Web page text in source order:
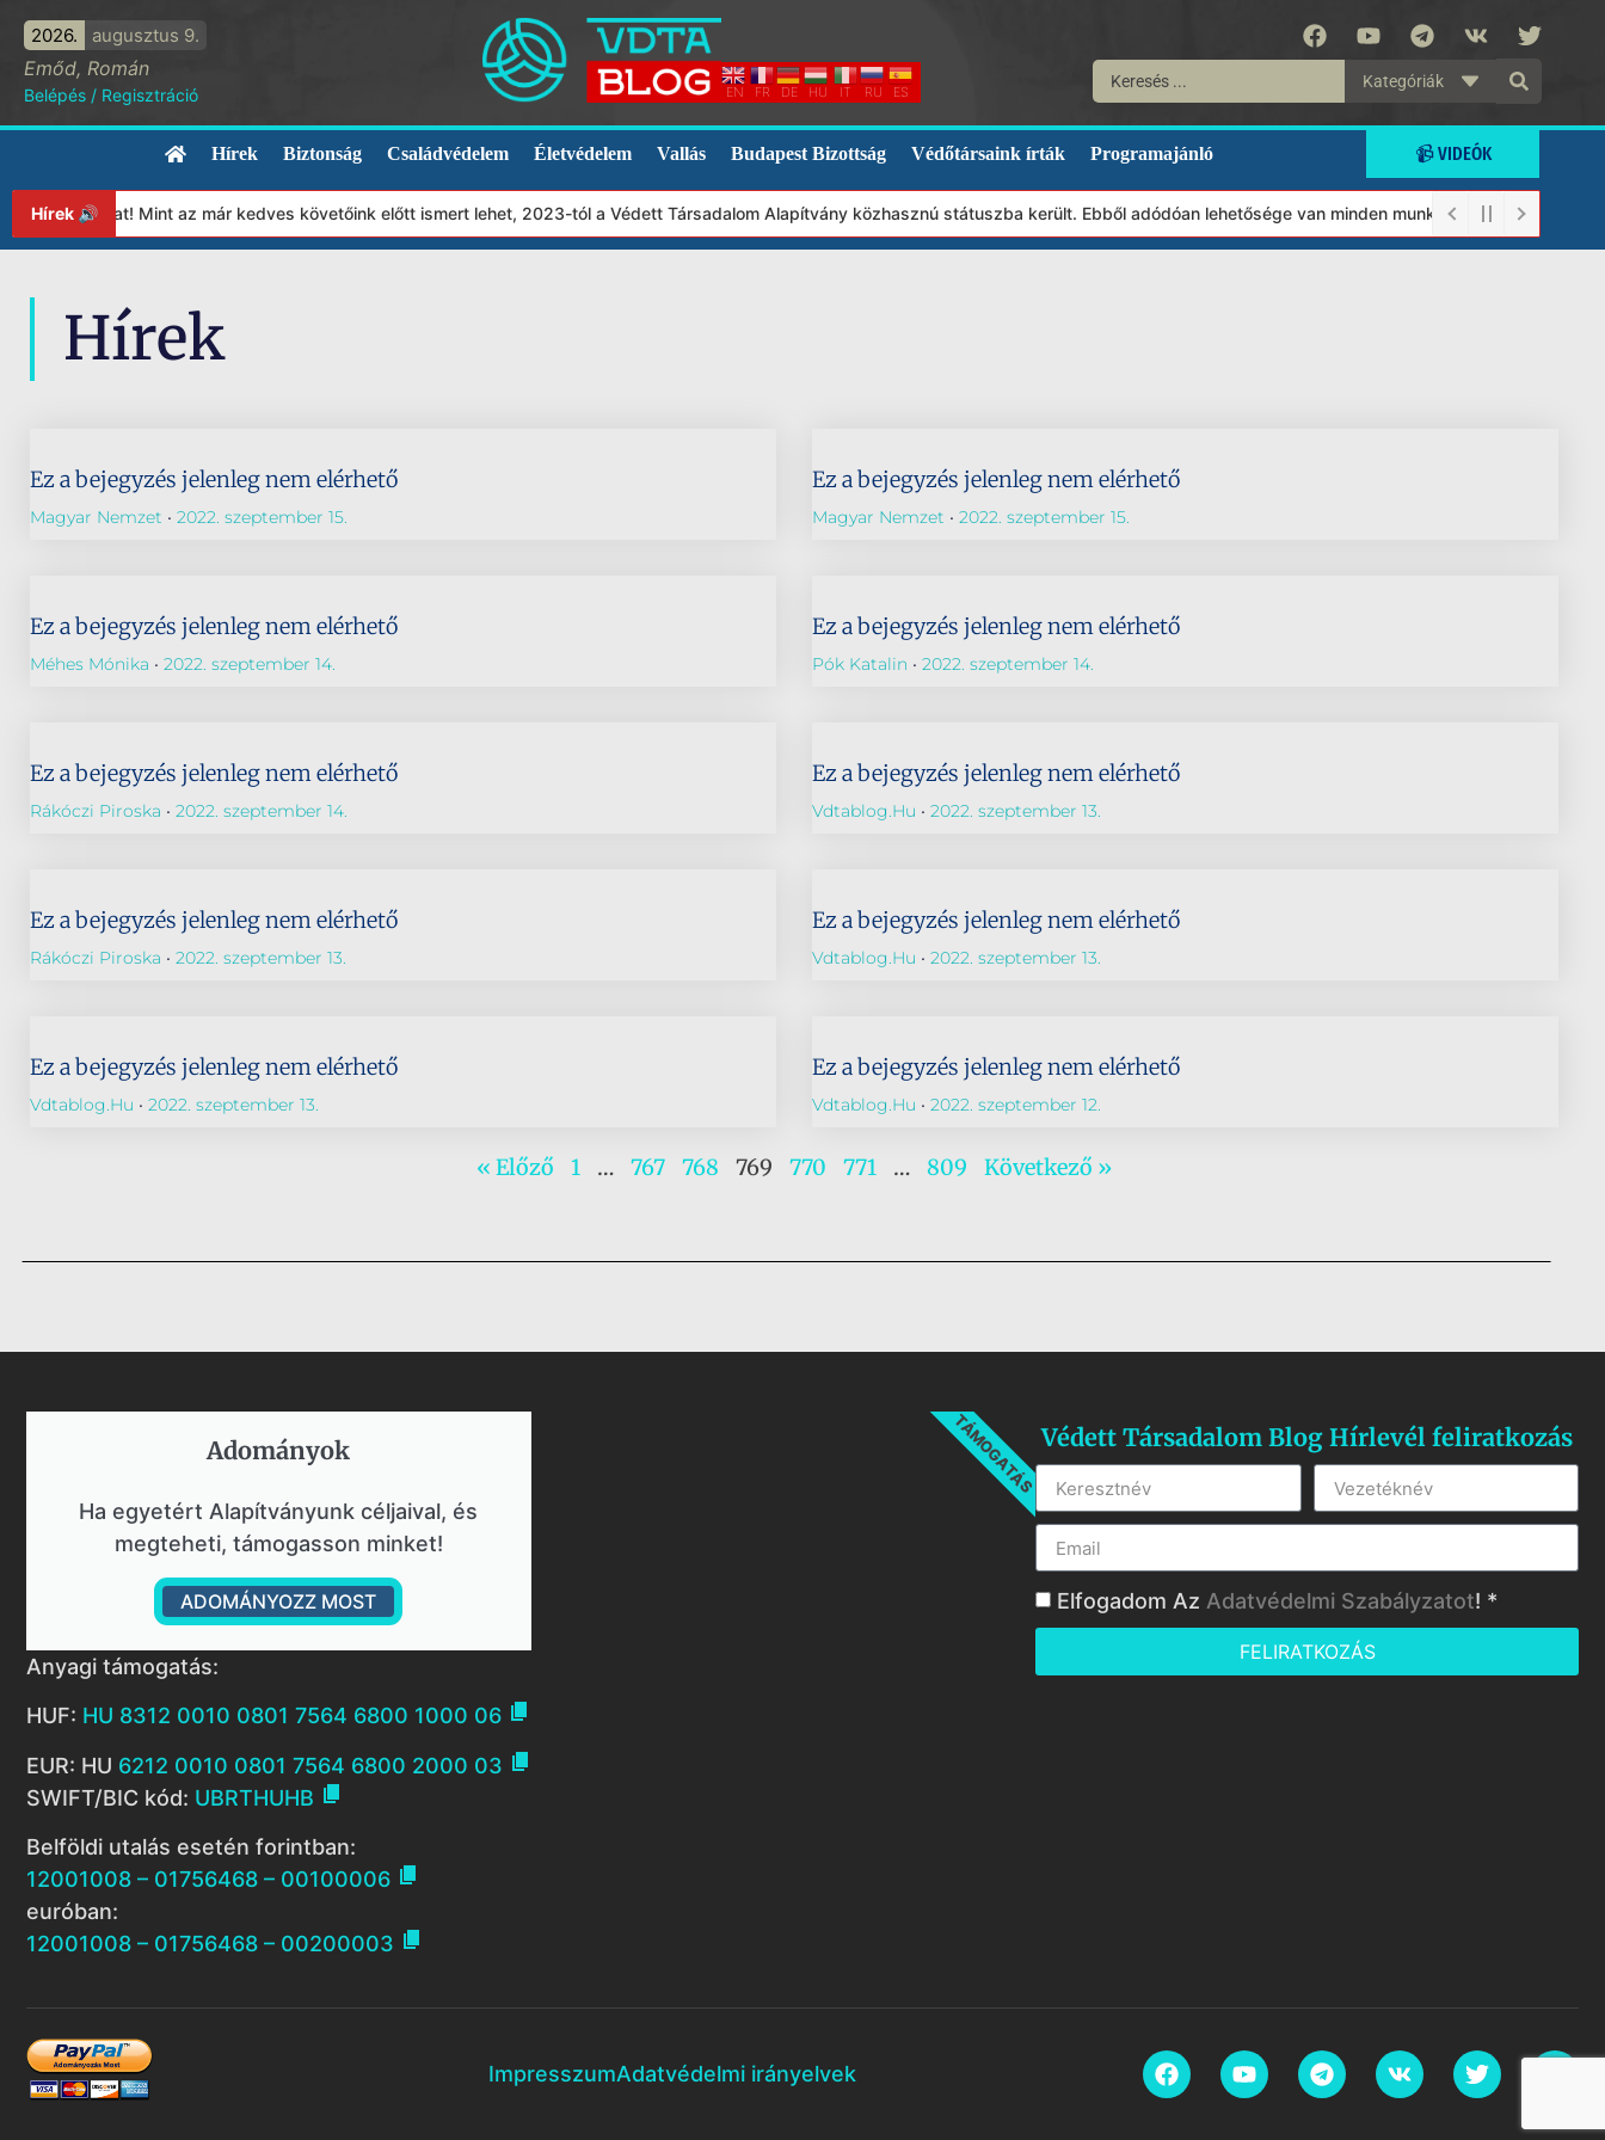
2026. augusztus 9.
Emőd, Román
Belépés / Regisztráció EN FR DE HU IT RU ES
Kategóriák
Hírek Biztonság Családvédelem Életvédelem Vallás Budapest Bizottság Védőtársaink írták Programajánló 📹 VIDEÓK
Hírek 🔊 Mint az már kedves követőink előtt ismert lehet, 2023-tól a Védett Társadalom Alapítvány közhasznú státuszba került. Ebből adódóan lehetősége van minden munkánkat segíteni
Hírek
Ez a bejegyzés jelenleg nem elérhető
Magyar Nemzet 2022. szeptember 15.
Ez a bejegyzés jelenleg nem elérhető
Magyar Nemzet 2022. szeptember 15.
Ez a bejegyzés jelenleg nem elérhető
Méhes Mónika 2022. szeptember 14.
Ez a bejegyzés jelenleg nem elérhető
Pók Katalin 2022. szeptember 14.
Ez a bejegyzés jelenleg nem elérhető
Rákóczi Piroska 2022. szeptember 14.
Ez a bejegyzés jelenleg nem elérhető
Vdtablog.hu 2022. szeptember 13.
Ez a bejegyzés jelenleg nem elérhető
Rákóczi Piroska 2022. szeptember 13.
Ez a bejegyzés jelenleg nem elérhető
Vdtablog.hu 2022. szeptember 13.
Ez a bejegyzés jelenleg nem elérhető
Vdtablog.hu 2022. szeptember 13.
Ez a bejegyzés jelenleg nem elérhető
Vdtablog.hu 2022. szeptember 12.
« Előző 1 … 767 768 769 770 771 … 809 Következő »
Adományok​
Ha egyetért Alapítványunk céljaival, és
megteheti, támogasson minket!
ADOMÁNYOZZ MOST
TÁMOGATÁS
Anyagi támogatás:
HUF: HU 8312 0010 0801 7564 6800 1000 06 
EUR: HU 6212 0010 0801 7564 6800 2000 03 
SWIFT/BIC kód: UBRTHUHB 
Belföldi utalás esetén forintban:
12001008 – 01756468 – 00100006 
euróban:
12001008 – 01756468 – 00200003 
Védett Társadalom Blog Hírlevél feliratkozás
Elfogadom Az Adatvédelmi Szabályzatot! *
FELIRATKOZÁS
ImpresszumAdatvédelmi irányelvek